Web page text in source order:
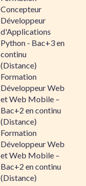
Concepteur
Développeur
d'Applications
Python - Bac+3 en
continu
(Distance)
Formation
Développeur Web
et Web Mobile –
Bac+2 en continu
(Distance)
Formation
Développeur Web
et Web Mobile –
Bac+2 en continu
(Distance)